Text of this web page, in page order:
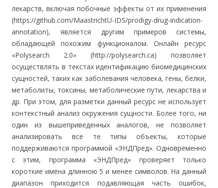
лекарств, включая побочные эффекты от их применения
(https://github.com/MaastrichtU-IDS/prodigy-drug-indication-
annotation), является другим примеров системы,
обладающей похожим функционалом. Онлайн ресурс
«Polysearch 2.0» (http://polysearch.ca) позволяет
осуществлять в текстах идентификацию биомедицинских
сущностей, таких как заболевания человека, гены, белки,
метаболиты, токсины, метаболические пути, лекарства и
др. При этом, для разметки данный ресурс не использует
контекстный анализ окружения сущности. Более того, ни
один из вышеприведенных аналогов, не позволяет
анализировать все те типы объекты, которые
поддерживаются программой «ЭНДПред». Одновременно
с этим, программа «ЭНДПред» проверяет только
короткие имёна длинною 5 и менее символов. На данный
диапазон приходится подавляющая часть ошибок,